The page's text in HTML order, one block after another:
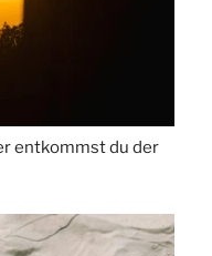
entkommst du der